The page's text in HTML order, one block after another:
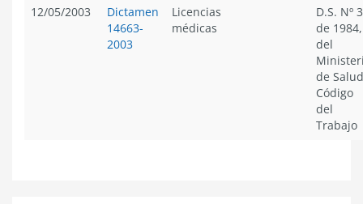
12/05/2003
Dictamen
14663-
2003
Licencias
médicas
D.S. Nº
de 1984,
del
de
Código
del
Trabajo